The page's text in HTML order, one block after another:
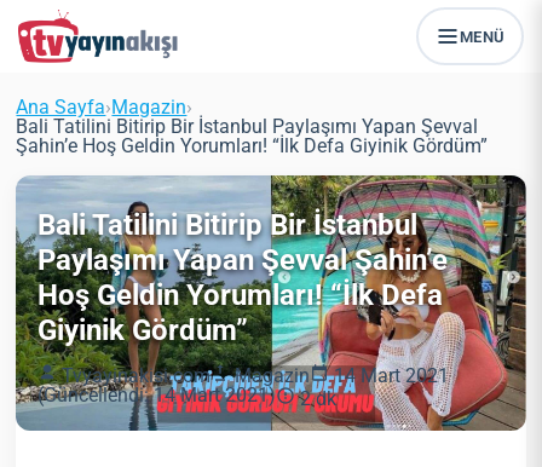
MENÜ
Ana Sayfa›Magazin›
Bali Tatilini Bitirip Bir İstanbul Paylaşımı Yapan Şevval
Şahin’e Hoş Geldin Yorumları! “İlk Defa Giyinik Gördüm”
Bali Tatilini Bitirip Bir İstanbul
Paylaşımı Yapan Şevval Şahin’e
Hoş Geldin Yorumları! “İlk Defa
Giyinik Gördüm”
Tvyayinakisi.com Magazin
14 Mart 2021
(Güncellendi: 14 Mart 2021)
2 dk